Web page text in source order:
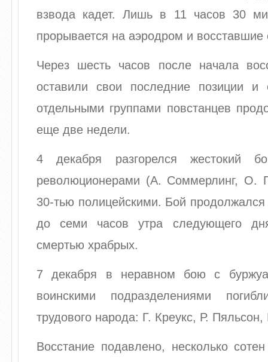
взвода кадет. Лишь в 11 часов 30
прорывается на аэродром и восставшие
Через шесть часов после начала
оставили свои последние позиции и
отдельными группами повстанцев
еще две недели.
4 декабря разгорелся жестокий
революционерами (А. Соммерлинг, О.
30-тью полицейскими. Бой продолжался
до семи часов утра следующего
смертью храбрых.
7 декабря в неравном бою с
воинскими подразделениями
трудового народа: Г. Креукс, Р.
Восстание подавлено, несколько